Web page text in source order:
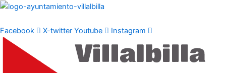
Ir
contenido
Facebook X-twitter Youtube Instagram